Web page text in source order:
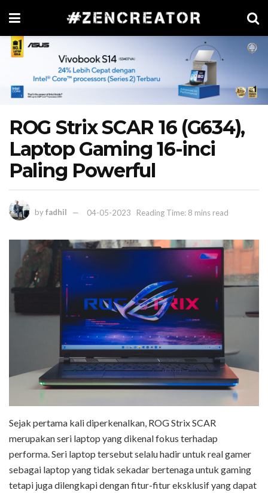
ROG Strix SCAR 16 (G634),
Laptop Gaming 16-inci
Paling Powerful
byfadhil 04-05-2023 Reading Time: 8 mins read
Sejak pertama kali diperkenalkan, ROG Strix SCAR
merupakan seri laptop yang dikenal fokus terhadap
performa. Seri laptop tersebut selalu hadir untuk real gamer
sebagai laptop yang tidak sekadar bertenaga untuk gaming
tetapi juga dilengkapi dengan fitur-fitur eksklusif yang dapat